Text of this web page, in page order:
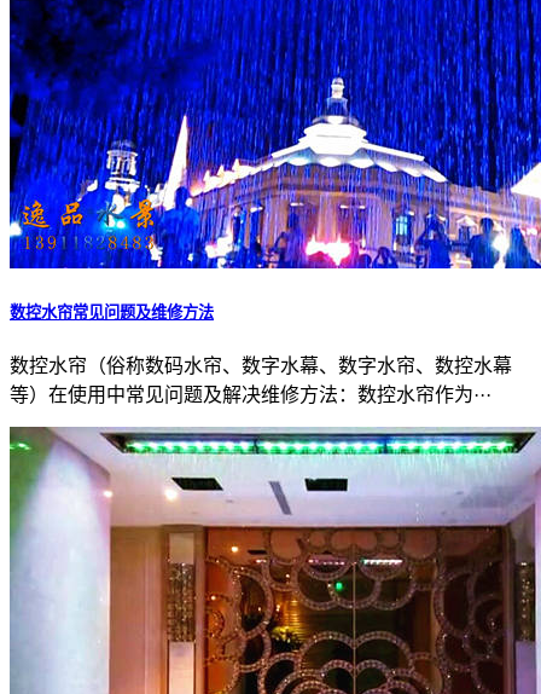
数控水帘常见问题及维修方法
数控水帘（俗称数码水帘、数字水幕、数字水帘、数控水幕
等）在使用中常见问题及解决维修方法：数控水帘作为···